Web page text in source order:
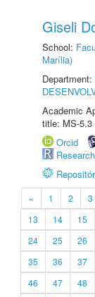
Giseli
School:
Marília)
Department:
Academic
title: MS-5.3
Orcid
« 1 2 3
13
14 15
24
25 26
35
36 37
46
47 48